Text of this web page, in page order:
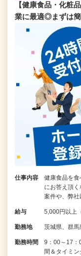
【健康食品・化粧
業に最適◎まずは
仕事内容
健康食品を食
にお答え頂
案件や、弊
給与 5,000円以上
勤務地 茨城県、群
勤務時間
9：00～17：
間＆タイミ